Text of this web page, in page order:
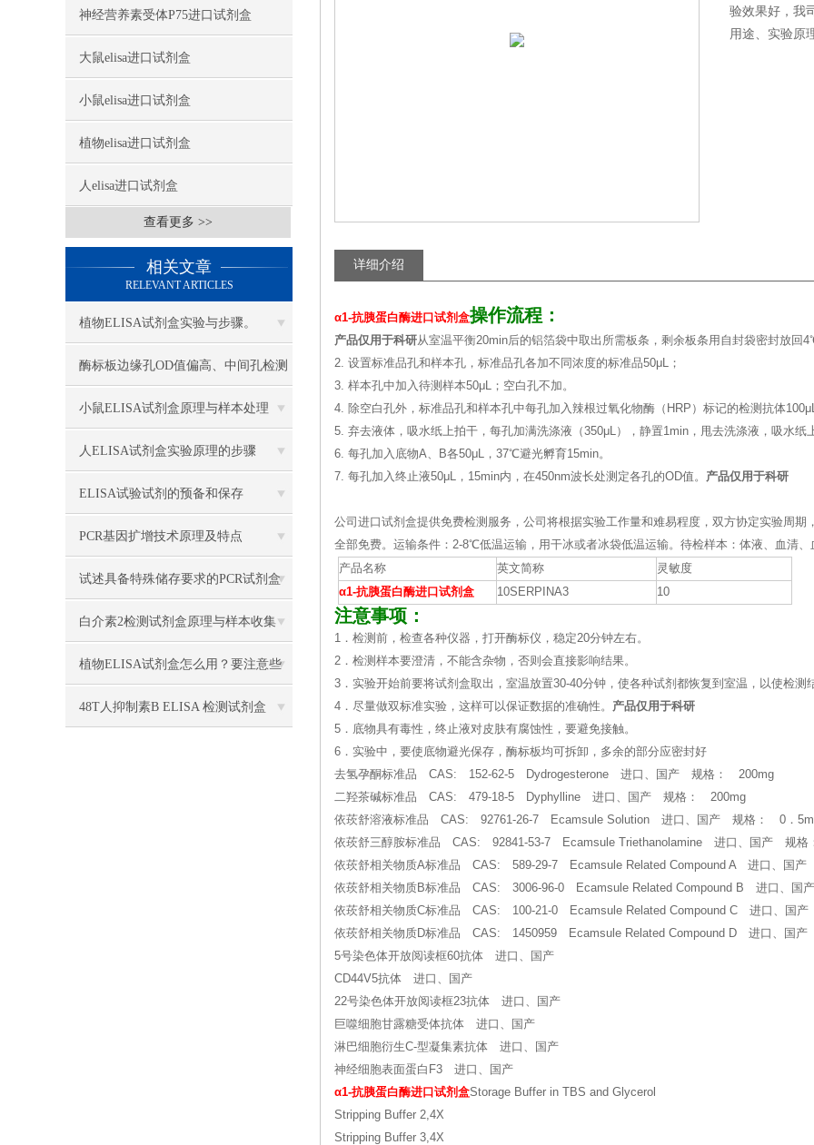
神经营养素受体P75进口试剂盒
大鼠elisa进口试剂盒
小鼠elisa进口试剂盒
植物elisa进口试剂盒
人elisa进口试剂盒
查看更多 >>
相关文章
RELEVANT ARTICLES
植物ELISA试剂盒实验与步骤。
酶标板边缘孔OD值偏高、中间孔检测
结果稳定，采取哪些措施缓解边缘效
应
小鼠ELISA试剂盒原理与样本处理
人ELISA试剂盒实验原理的步骤
ELISA试验试剂的预备和保存
PCR基因扩增技术原理及特点
试述具备特殊储存要求的PCR试剂盒
类别
白介素2检测试剂盒原理与样本收集
植物ELISA试剂盒怎么用？要注意些
什么？
48T人抑制素B ELISA 检测试剂盒
验效果好，我
用途、实验原
详细介绍
α1-抗胰蛋白酶进口试剂盒操作流程：
产品仅用于科研从室温平衡20min后的铝箔袋中取出所需板条，剩余板条用自封袋密封放回
2. 设置标准品孔和样本孔，标准品孔各加不同浓度的标准品50μL；
3. 样本孔中加入待测样本50μL；空白孔不加。
4. 除空白孔外，标准品孔和样本孔中每孔加入辣根过氧化物酶（HRP）标记的检测抗体
5. 弃去液体，吸水纸上拍干，每孔加满洗涤液（350μL），静置1min，甩去洗涤液，吸水
6. 每孔加入底物A、B各50μL，37℃避光孵育15min。
7. 每孔加入终止液50μL，15min内，在450nm波长处测定各孔的OD值。 产品仅用于科研
公司进口试剂盒提供免费检测服务，公司将根据实验工作量和难易程度，双方协定实验周
全部免费。运输条件：2-8℃低温运输，用干冰或者冰袋低温运输。待检样本：体液、血清
产品名称
英文简称
灵敏度
α1-抗胰蛋白酶进口试剂盒
10SERPINA3 10
注意事项：
1．检测前，检查各种仪器，打开酶标仪，稳定20分钟左右。
2．检测样本要澄清，不能含杂物，否则会直接影响结果。
3．实验开始前要将试剂盒取出，室温放置30-40分钟，使各种试剂都恢复到室温，以使检测
4．尽量做双标准实验，这样可以保证数据的准确性。 产品仅用于科研
5．底物具有毒性，终止液对皮肤有腐蚀性，要避免接触。
6．实验中，要使底物避光保存，酶标板均可拆卸，多余的部分应密封好
去氢孕酮标准品 CAS: 152-62-5 Dydrogesterone 进口、国产 规格： 200mg
二羟茶碱标准品 CAS: 479-18-5 Dyphylline 进口、国产 规格： 200mg
依莰舒溶液标准品 CAS: 92761-26-7 Ecamsule Solution 进口、国产 规格： 0．
依莰舒三醇胺标准品 CAS: 92841-53-7 Ecamsule Triethanolamine 进口、国产 规
依莰舒相关物质A标准品 CAS: 589-29-7 Ecamsule Related Compound A 进口、国
依莰舒相关物质B标准品 CAS: 3006-96-0 Ecamsule Related Compound B 进口、
依莰舒相关物质C标准品 CAS: 100-21-0 Ecamsule Related Compound C 进口、国
依莰舒相关物质D标准品 CAS: 1450959 Ecamsule Related Compound D 进口、国
5号染色体开放阅读框60抗体 进口、国产
CD44V5抗体 进口、国产
22号染色体开放阅读框23抗体 进口、国产
巨噬细胞甘露糖受体抗体 进口、国产
淋巴细胞衍生C-型凝集素抗体 进口、国产
神经细胞表面蛋白F3 进口、国产
α1-抗胰蛋白酶进口试剂盒Storage Buffer in TBS and Glycerol
Stripping Buffer 2,4X
Stripping Buffer 3,4X